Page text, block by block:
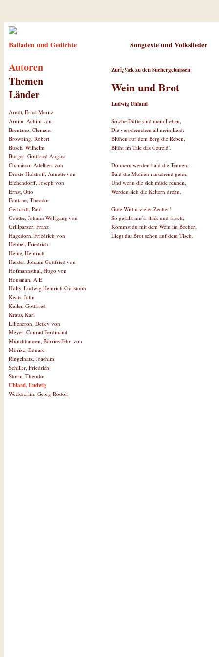
Balladen und Gedichte Songtexte und Volkslieder
Autoren
Themen
Länder
Arndt, Ernst Moritz
Arnim, Achim von
Brentano, Clemens
Browning, Robert
Busch, Wilhelm
Bürger, Gottfried August
Chamisso, Adelbert von
Droste-Hülshoff, Annette von
Eichendorff, Joseph von
Ernst, Otto
Fontane, Theodor
Gerhardt, Paul
Goethe, Johann Wolfgang von
Grillparzer, Franz
Hagedorn, Friedrich von
Hebbel, Friedrich
Heine, Heinrich
Herder, Johann Gottfried von
Hofmannsthal, Hugo von
Housman, A.E.
Hölty, Ludwig Heinrich Christoph
Keats, John
Keller, Gottfried
Kraus, Karl
Liliencron, Detlev von
Meyer, Conrad Ferdinand
Münchhausen, Börries Frhr. von
Mörike, Eduard
Ringelnatz, Joachim
Schiller, Friedrich
Storm, Theodor
Uhland, Ludwig
Weckherlin, Georg Rodolf
Zurï¿½ck zu den Suchergebnissen
Wein und Brot
Ludwig Uhland
Solche Düfte sind mein Leben,
Die verscheuchen all mein Leid:
Blühen auf dem Berg die Reben,
Blüht im Tale das Getreid'.
Donnern werden bald die Tennen,
Bald die Mühlen rauschend gehn,
Und wenn die sich müde rennen,
Werden sich die Keltern drehn.
Gute Wirtin vieler Zecher!
So gefällt mir's, flink und frisch;
Kommst du mit dem Wein im Becher,
Liegt das Brot schon auf dem Tisch.